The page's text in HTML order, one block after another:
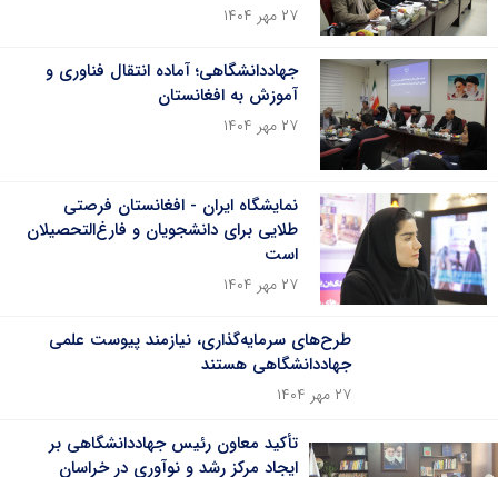
۲۷ مهر ۱۴۰۴
جهاددانشگاهی؛ آماده انتقال فناوری و
آموزش به افغانستان
۲۷ مهر ۱۴۰۴
نمایشگاه ایران - افغانستان فرصتی
طلایی برای دانشجویان و فارغ‌التحصیلان
است
۲۷ مهر ۱۴۰۴
طرح‌های سرمایه‌گذاری، نیازمند پیوست علمی
جهاددانشگاهی هستند
۲۷ مهر ۱۴۰۴
تأکید معاون رئیس جهاددانشگاهی بر
ایجاد مرکز رشد و نوآوری در خراسان